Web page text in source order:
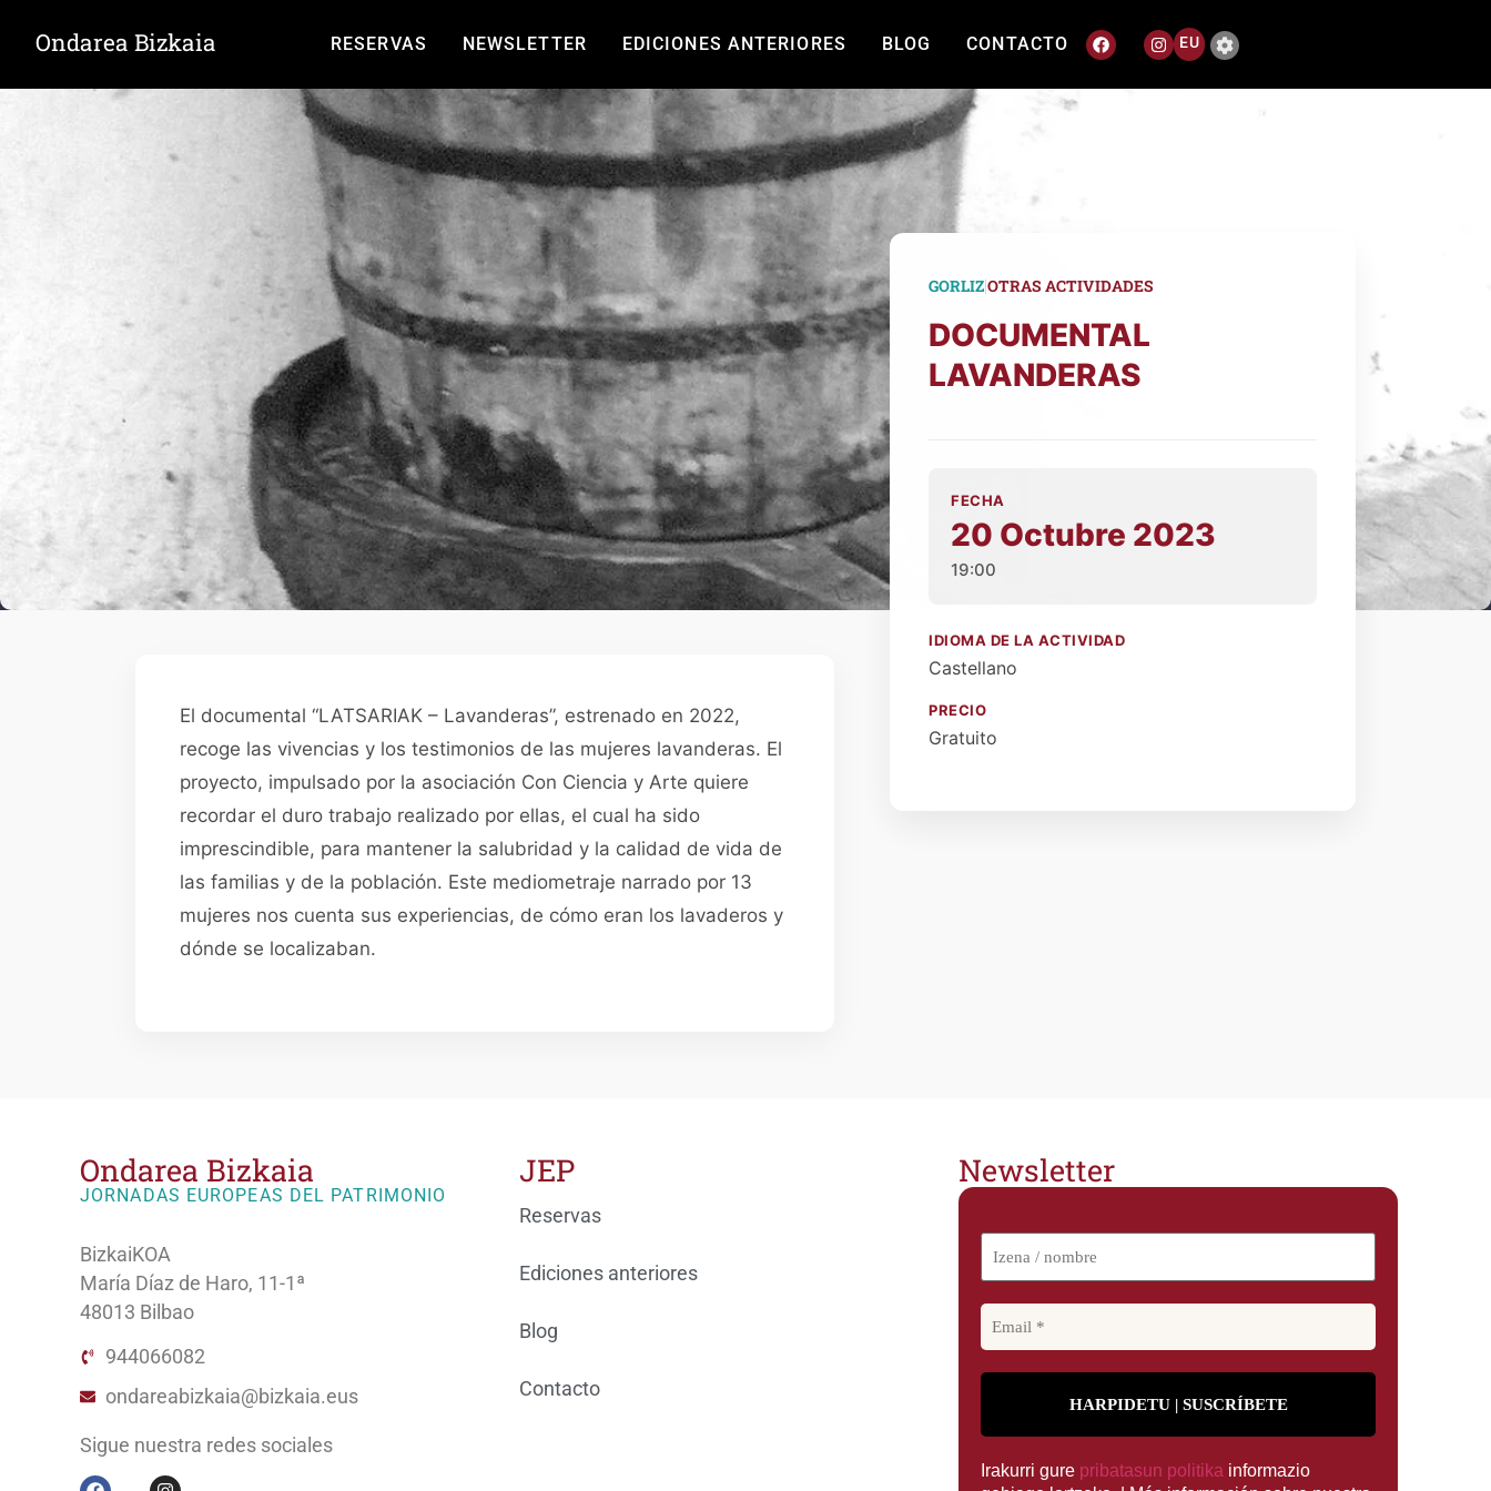
Ondarea Bizkaia RESERVAS NEWSLETTER EDICIONES ANTERIORES BLOG CONTACTO EU
El documental “LATSARIAK – Lavanderas”, estrenado en 2022,
recoge las vivencias y los testimonios de las mujeres lavanderas. El
proyecto, impulsado por la asociación Con Ciencia y Arte quiere
recordar el duro trabajo realizado por ellas, el cual ha sido
imprescindible, para mantener la salubridad y la calidad de vida de
las familias y de la población. Este mediometraje narrado por 13
mujeres nos cuenta sus experiencias, de cómo eran los lavaderos y
dónde se localizaban.
GORLIZ|OTRAS ACTIVIDADES
DOCUMENTAL
LAVANDERAS
FECHA
20 Octubre 2023
19:00
IDIOMA DE LA ACTIVIDAD
Castellano
PRECIO
Gratuito
Ondarea Bizkaia
JORNADAS EUROPEAS DEL PATRIMONIO
BizkaiKOA
María Díaz de Haro, 11-1ª
48013 Bilbao
944066082
ondareabizkaia@bizkaia.eus
Sigue nuestra redes sociales
JEP
Reservas
Ediciones anteriores
Blog
Contacto
Newsletter
Irakurri gure pribatasun politika informazio